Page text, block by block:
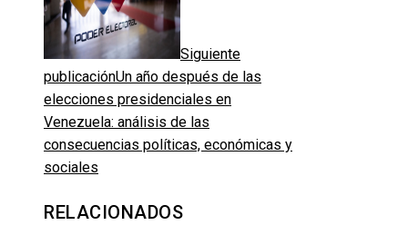
Siguiente
publicaciónUn año después de las
elecciones presidenciales en
Venezuela: análisis de las
consecuencias políticas, económicas y
sociales
RELACIONADOS